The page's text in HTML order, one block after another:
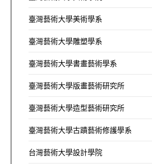
臺灣藝術大學美術學系
臺灣藝術大學雕塑學系
臺灣藝術大學書畫藝術學系
臺灣藝術大學版畫藝術研究所
臺灣藝術大學造型藝術研究所
臺灣藝術大學古蹟藝術修護學系
台灣藝術大學設計學院